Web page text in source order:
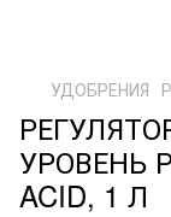
УДОБРЕНИЯ
УРОВЕНЬ
ACID, 1 Л